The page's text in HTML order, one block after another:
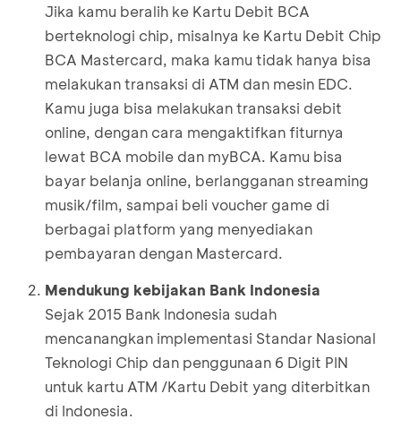
Jika kamu beralih ke Kartu Debit BCA
berteknologi chip, misalnya ke Kartu Debit Chip
BCA Mastercard, maka kamu tidak hanya bisa
melakukan transaksi di ATM dan mesin EDC.
Kamu juga bisa melakukan transaksi debit
online, dengan cara mengaktifkan fiturnya
lewat BCA mobile dan myBCA. Kamu bisa
bayar belanja online, berlangganan streaming
musik/film, sampai beli voucher game di
berbagai platform yang menyediakan
pembayaran dengan Mastercard.
Mendukung kebijakan Bank Indonesia
Sejak 2015 Bank Indonesia sudah
mencanangkan implementasi Standar Nasional
Teknologi Chip dan penggunaan 6 Digit PIN
untuk kartu ATM /Kartu Debit yang diterbitkan
di Indonesia.